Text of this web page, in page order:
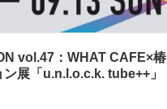
vol.47：WHAT CAFE×椿
展「u.n.l.o.c.k. tube++」